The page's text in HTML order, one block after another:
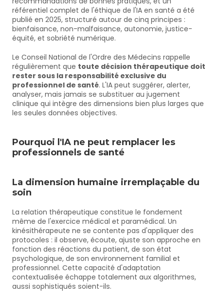
référentiel complet de l'éthique de l'IA en santé a été
publié en 2025, structuré autour de cinq principes :
bienfaisance, non-malfaisance, autonomie, justice-
équité, et sobriété numérique.
Le Conseil National de l'Ordre des Médecins rappelle
régulièrement que toute décision thérapeutique doit
rester sous la responsabilité exclusive du
professionnel de santé. L'IA peut suggérer, alerter,
analyser, mais jamais se substituer au jugement
clinique qui intègre des dimensions bien plus larges que
les seules données objectives.
Pourquoi l'IA ne peut remplacer les
professionnels de santé
La dimension humaine irremplaçable du
soin
La relation thérapeutique constitue le fondement
même de l'exercice médical et paramédical. Un
kinésithérapeute ne se contente pas d'appliquer des
protocoles : il observe, écoute, ajuste son approche en
fonction des réactions du patient, de son état
psychologique, de son environnement familial et
professionnel. Cette capacité d'adaptation
contextualisée échappe totalement aux algorithmes,
aussi sophistiqués soient-ils.